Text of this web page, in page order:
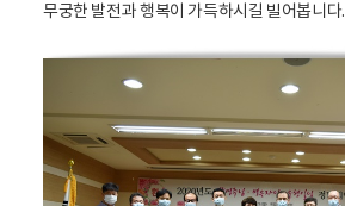
무궁한 발전과 행복이 가득하시길 빌어봅니다.